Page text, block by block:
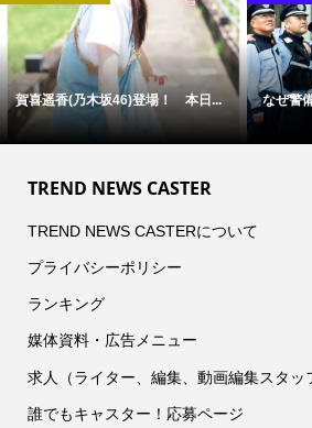
賀喜遥香(乃木坂46)登場！ 本日... なぜ警
TREND NEWS CASTER
TREND NEWS CASTERについて
プライバシーポリシー
ランキング
媒体資料・広告メニュー
求人（ライター、編集、動画編集スタッ
誰でもキャスター！応募ページ